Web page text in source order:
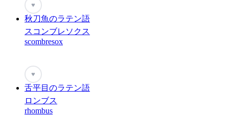
♥
秋刀魚のラテン語
スコンブレソクス
scombresox
♥
舌平目のラテン語
ロンブス
rhombus